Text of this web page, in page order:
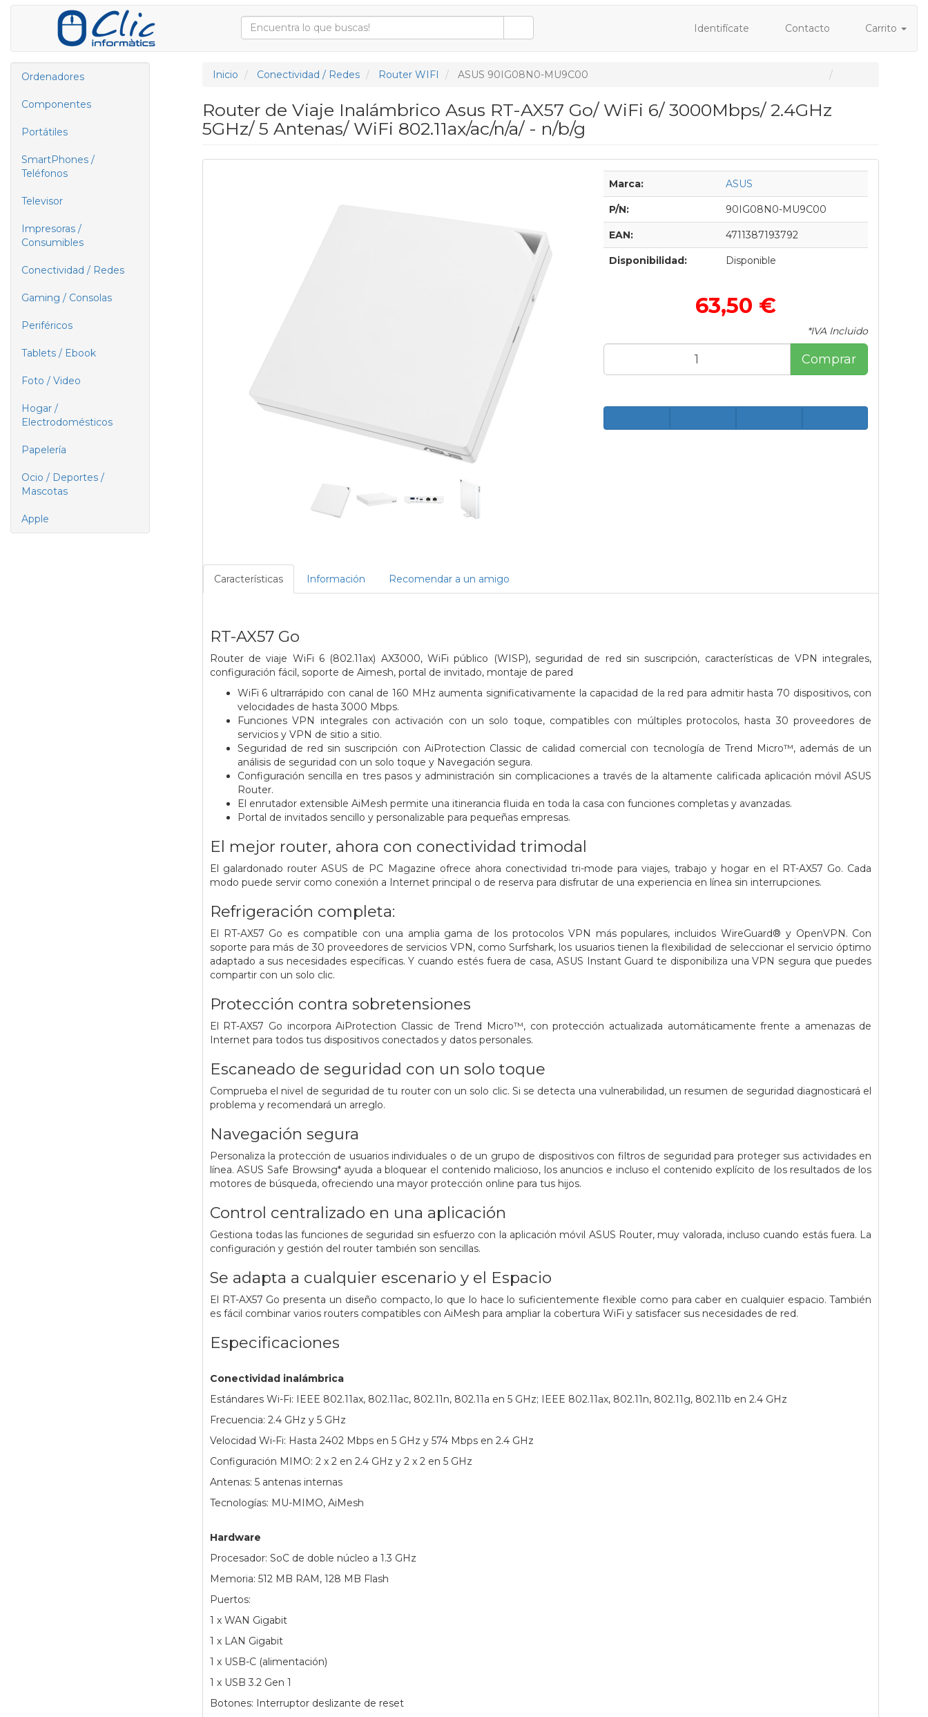
Identifícate Contacto Carrito
Ordenadores
Componentes
Portátiles
SmartPhones /
Teléfonos
Televisor
Impresoras /
Consumibles
Conectividad / Redes
Gaming / Consolas
Periféricos
Tablets / Ebook
Foto / Video
Hogar /
Electrodomésticos
Papelería
Ocio / Deportes /
Mascotas
Apple
Inicio Conectividad / Redes Router WIFI ASUS 90IG08N0-MU9C00
Router de Viaje Inalámbrico Asus RT-AX57 Go/ WiFi 6/ 3000Mbps/ 2.4GHz
5GHz/ 5 Antenas/ WiFi 802.11ax/ac/n/a/ - n/b/g
Marca: ASUS
P/N: 90IG08N0-MU9C00
EAN: 4711387193792
Disponibilidad: Disponible
63,50 €
*IVA Incluido
Comprar
Características Información Recomendar a un amigo
RT-AX57 Go
Router de viaje WiFi 6 (802.11ax) AX3000, WiFi público (WISP), seguridad de red sin suscripción, características de VPN integrales,
configuración fácil, soporte de Aimesh, portal de invitado, montaje de pared
WiFi 6 ultrarrápido con canal de 160 MHz aumenta significativamente la capacidad de la red para admitir hasta 70 dispositivos, con
velocidades de hasta 3000 Mbps.
Funciones VPN integrales con activación con un solo toque, compatibles con múltiples protocolos, hasta 30 proveedores de
servicios y VPN de sitio a sitio.
Seguridad de red sin suscripción con AiProtection Classic de calidad comercial con tecnología de Trend Micro™, además de un
análisis de seguridad con un solo toque y Navegación segura.
Configuración sencilla en tres pasos y administración sin complicaciones a través de la altamente calificada aplicación móvil ASUS
Router.
El enrutador extensible AiMesh permite una itinerancia fluida en toda la casa con funciones completas y avanzadas.
Portal de invitados sencillo y personalizable para pequeñas empresas.
El mejor router, ahora con conectividad trimodal
El galardonado router ASUS de PC Magazine ofrece ahora conectividad tri-mode para viajes, trabajo y hogar en el RT-AX57 Go. Cada
modo puede servir como conexión a Internet principal o de reserva para disfrutar de una experiencia en línea sin interrupciones.
Refrigeración completa:
El RT-AX57 Go es compatible con una amplia gama de los protocolos VPN más populares, incluidos WireGuard® y OpenVPN. Con
soporte para más de 30 proveedores de servicios VPN, como Surfshark, los usuarios tienen la flexibilidad de seleccionar el servicio óptimo
adaptado a sus necesidades específicas. Y cuando estés fuera de casa, ASUS Instant Guard te disponibiliza una VPN segura que puedes
compartir con un solo clic.
Protección contra sobretensiones
El RT-AX57 Go incorpora AiProtection Classic de Trend Micro™, con protección actualizada automáticamente frente a amenazas de
Internet para todos tus dispositivos conectados y datos personales.
Escaneado de seguridad con un solo toque
Comprueba el nivel de seguridad de tu router con un solo clic. Si se detecta una vulnerabilidad, un resumen de seguridad diagnosticará el
problema y recomendará un arreglo.
Navegación segura
Personaliza la protección de usuarios individuales o de un grupo de dispositivos con filtros de seguridad para proteger sus actividades en
línea. ASUS Safe Browsing* ayuda a bloquear el contenido malicioso, los anuncios e incluso el contenido explícito de los resultados de los
motores de búsqueda, ofreciendo una mayor protección online para tus hijos.
Control centralizado en una aplicación
Gestiona todas las funciones de seguridad sin esfuerzo con la aplicación móvil ASUS Router, muy valorada, incluso cuando estás fuera. La
configuración y gestión del router también son sencillas.
Se adapta a cualquier escenario y el Espacio
El RT-AX57 Go presenta un diseño compacto, lo que lo hace lo suficientemente flexible como para caber en cualquier espacio. También
es fácil combinar varios routers compatibles con AiMesh para ampliar la cobertura WiFi y satisfacer sus necesidades de red.
Especificaciones
Conectividad inalámbrica
Estándares Wi-Fi: IEEE 802.11ax, 802.11ac, 802.11n, 802.11a en 5 GHz; IEEE 802.11ax, 802.11n, 802.11g, 802.11b en 2.4 GHz
Frecuencia: 2.4 GHz y 5 GHz
Velocidad Wi-Fi: Hasta 2402 Mbps en 5 GHz y 574 Mbps en 2.4 GHz
Configuración MIMO: 2 x 2 en 2.4 GHz y 2 x 2 en 5 GHz
Antenas: 5 antenas internas
Tecnologías: MU-MIMO, AiMesh
Hardware
Procesador: SoC de doble núcleo a 1.3 GHz
Memoria: 512 MB RAM, 128 MB Flash
Puertos:
1 x WAN Gigabit
1 x LAN Gigabit
1 x USB-C (alimentación)
1 x USB 3.2 Gen 1
Botones: Interruptor deslizante de reset